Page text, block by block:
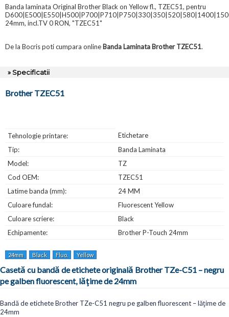
Banda laminata Original Brother Black on Yellow fl., TZEC51, pentru
24mm, incl.TV 0 RON, "TZEC51"
De la Bocris poti cumpara online Banda Laminata Brother TZEC51.
» Specificatii
Brother TZEC51
Tehnologie printare:
Etichetare
Tip:
Banda Laminata
Model:
TZ
Cod OEM:
TZEC51
Latime banda (mm):
24 MM
Culoare fundal:
Fluorescent Yellow
Culoare scriere:
Black
Echipamente:
Brother P-Touch 24mm
24mm Black Fluo. Yellow
Casetă cu bandă de etichete originală Brother TZe-C51 – negru
pe galben fluorescent, lățime de 24mm
Bandă de etichete Brother TZe-C51 negru pe galben fluorescent – lățime de
24mm